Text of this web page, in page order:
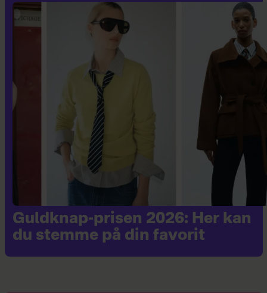
Guldknap-prisen 2026: Her kan
du stemme på din favorit